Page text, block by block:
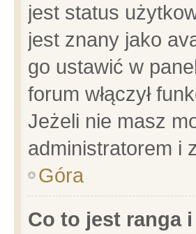
jest status
jest znany jako
go ustawić w
forum włączył
Jeżeli nie masz
administratorem i
Góra
Co to jest ranga